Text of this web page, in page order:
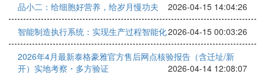
品小二：给细胞好营养，给岁月慢功夫 2026-04-15 14:04:26
智能制造执行系统：实现生产过程智能化2026-04-15 00:03:26
2026年4月最新泰格豪雅官方售后网点核验报告（含迁址/新
开）实地考察・多方验证
2026-04-14 12:08:07